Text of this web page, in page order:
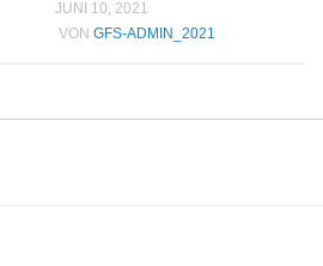
JUNI 10, 2021
VON GFS-ADMIN_2021